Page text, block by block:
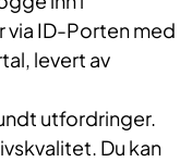
ID-Porten med
levert av
utfordringer.
Du kan